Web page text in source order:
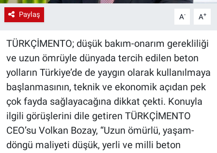
Paylaş A- A+
TÜRKÇİMENTO; düşük bakım-onarım gerekliliği
ve uzun ömrüyle dünyada tercih edilen beton
yolların Türkiye’de de yaygın olarak kullanılmaya
başlanmasının, teknik ve ekonomik açıdan pek
çok fayda sağlayacağına dikkat çekti. Konuyla
ilgili görüşlerini dile getiren TÜRKÇİMENTO
CEO’su Volkan Bozay, “Uzun ömürlü, yaşam-
döngü maliyeti düşük, yerli ve milli beton